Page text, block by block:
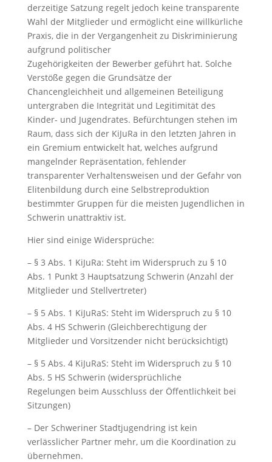
derzeitige Satzung regelt jedoch keine transparente
Wahl der Mitglieder und ermöglicht eine willkürliche
Praxis, die in der Vergangenheit zu Diskriminierung
aufgrund politischer
Zugehörigkeiten der Bewerber geführt hat. Solche
Verstöße gegen die Grundsätze der
Chancengleichheit und allgemeinen Beteiligung
untergraben die Integrität und Legitimität des
Kinder- und Jugendrates. Befürchtungen stehen im
Raum, dass sich der KiJuRa in den letzten Jahren in
ein Gremium entwickelt hat, welches aufgrund
mangelnder Repräsentation, fehlender
transparenter Verhaltensweisen und der Gefahr von
Elitenbildung durch eine Selbstreproduktion
bestimmter Gruppen für die meisten Jugendlichen in
Schwerin unattraktiv ist.
Hier sind einige Widersprüche:
– § 3 Abs. 1 KiJuRa: Steht im Widerspruch zu § 10
Abs. 1 Punkt 3 Hauptsatzung Schwerin (Anzahl der
Mitglieder und Stellvertreter)
– § 5 Abs. 1 KiJuRaS: Steht im Widerspruch zu § 10
Abs. 4 HS Schwerin (Gleichberechtigung der
Mitglieder und Vorsitzender nicht berücksichtigt)
– § 5 Abs. 4 KiJuRaS: Steht im Widerspruch zu § 10
Abs. 5 HS Schwerin (widersprüchliche
Regelungen beim Ausschluss der Öffentlichkeit bei
Sitzungen)
– Der Schweriner Stadtjugendring ist kein
verlässlicher Partner mehr, um die Koordination zu
übernehmen.